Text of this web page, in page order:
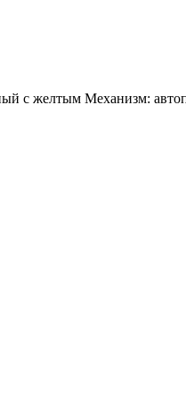
c желтым Механизм: